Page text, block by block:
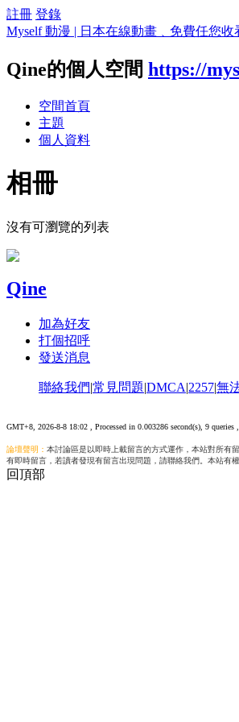
註冊 登錄
Myself 動漫 | 日本在線動畫﹑免費任您收
Qine的個人空間 https://
空間首頁
主題
個人資料
相冊
沒有可瀏覽的列表
Qine
加為好友
打個招呼
發送消息
聯絡我們|常見問題|DMCA|2257|無
GMT+8, 2026-8-8 18:02 , Processed in 0.003286 second(s), 9 queries
論壇聲明： 本討論區是以即時上載留言的方式運作，本站對所有
有即時留言，若讀者發現有留言出現問題，請聯絡我們。本站有
回頂部